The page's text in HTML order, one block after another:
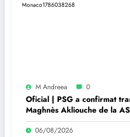
M Andreea 0
Oficial | PSG a confirmat
Maghnès Akliouche de la
06/08/2026